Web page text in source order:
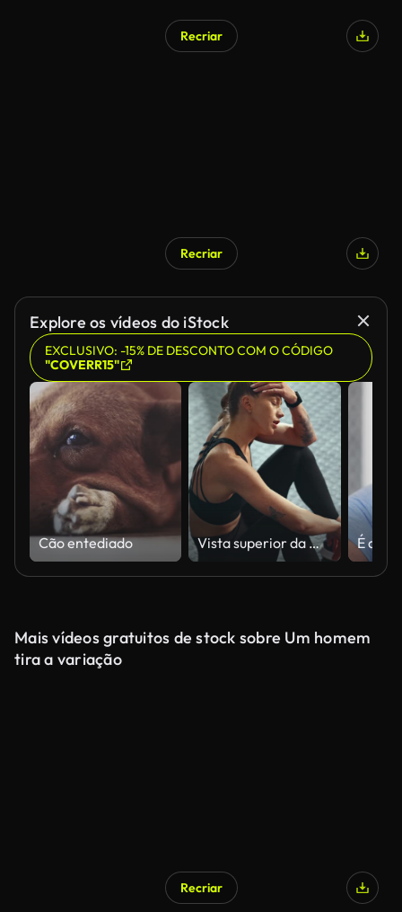
Recriar
Recriar
Explore os vídeos do iStock
EXCLUSIVO: -15% DE DESCONTO COM O CÓDIGO
"COVERR15"
Cão entediado Vista superior da mulher suando quebrar na academia de exercício de barra, fitness ou esportes de levantamento de peso. Atleta feminina cansada respirando após desafio de fisiculturista, desempenho e fadiga do treino de treinamento
Mais vídeos gratuitos de stock sobre Um homem
tira a variação
Recriar